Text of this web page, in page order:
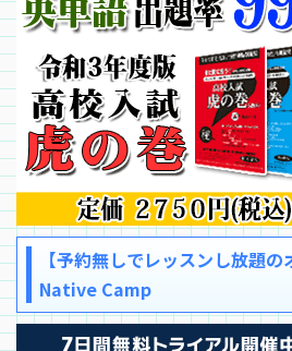
【予約無しでレッスンし放題の
Native Camp